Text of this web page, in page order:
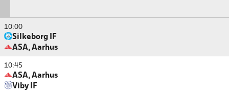
10:00
Silkeborg IF
ASA, Aarhus
10:45
ASA, Aarhus
Viby IF